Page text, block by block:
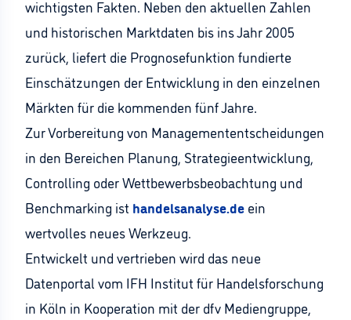
wichtigsten Fakten. Neben den aktuellen Zahlen
und historischen Marktdaten bis ins Jahr 2005
zurück, liefert die Prognosefunktion fundierte
Einschätzungen der Entwicklung in den einzelnen
Märkten für die kommenden fünf Jahre.
Zur Vorbereitung von Managemententscheidungen
in den Bereichen Planung, Strategieentwicklung,
Controlling oder Wettbewerbsbeobachtung und
Benchmarking ist handelsanalyse.de ein
wertvolles neues Werkzeug.
Entwickelt und vertrieben wird das neue
Datenportal vom IFH Institut für Handelsforschung
in Köln in Kooperation mit der dfv Mediengruppe,